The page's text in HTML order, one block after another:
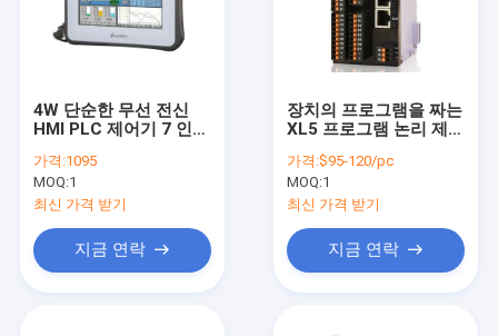
4W 단순한 무선 전신
HMI PLC 제어기 7 인치
레이
가격:1095
MOQ:1
최신 가격 받기
지금 연락
장치의 프로그램을 짜는
XL5 프로그램 논리 제어
가격:$95-120/pc
MOQ:1
최신 가격 받기
지금 연락